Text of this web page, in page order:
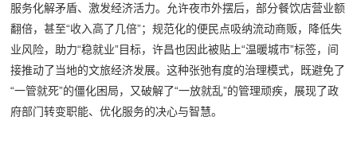
服务化解矛盾、激发经济活力。允许夜市外摆后，部分餐饮店营业额
翻倍，甚至“收入高了几倍”；规范化的便民点吸纳流动商贩，降低失
业风险，助力“稳就业”目标，许昌也因此被贴上“温暖城市”标签，间
接推动了当地的文旅经济发展。这种张弛有度的治理模式，既避免了
“一管就死”的僵化困局，又破解了“一放就乱”的管理顽疾，展现了政
府部门转变职能、优化服务的决心与智慧。